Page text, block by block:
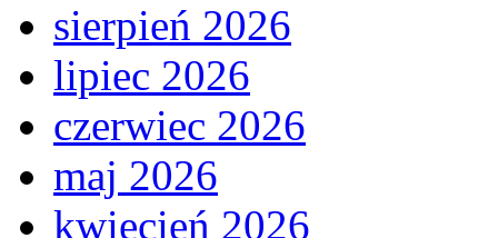
sierpień 2026
lipiec 2026
czerwiec 2026
maj 2026
kwiecień 2026